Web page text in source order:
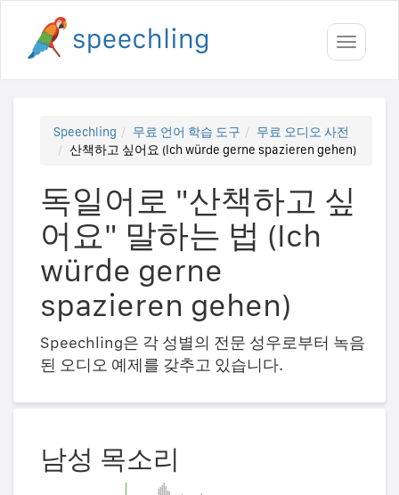
Toggle
Speechling 무료 언어 학습 도구
무료 오디오 사전
산책하고 싶어요 (Ich würde gerne spazieren gehen)
독일어로 "산책하고 싶
어요" 말하는 법 (Ich
würde gerne
spazieren gehen)
Speechling은 각 성별의 전문 성우로부터 녹음
된 오디오 예제를 갖추고 있습니다.
남성 목소리